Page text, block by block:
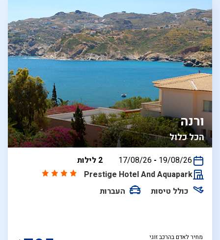
הכל כלול
ורנה
בין
17/08/26 - 19/08/26
2 לילות
Prestige Hotel And Aquapark
כולל טיסות
העברות
מחיר לאדם בהרכב זוגי